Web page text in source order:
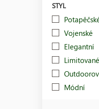
STYL
Vojenské
Elegantní
Módní